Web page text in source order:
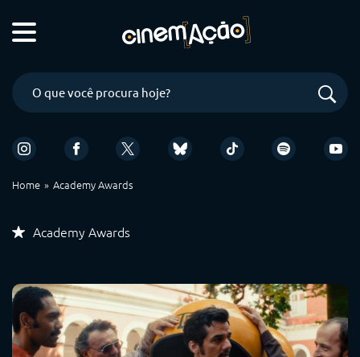
Home Academy Awards
Academy Awards